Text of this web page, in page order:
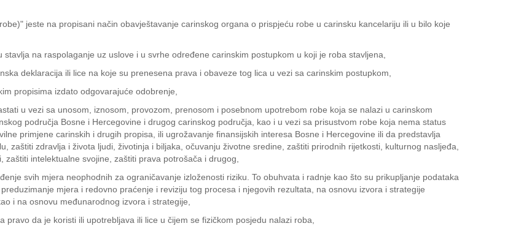
jeste na propisani način obavještavanje carinskog organa o prispjeću robe u carinsku kancelariju ili u bilo koje
na raspolaganje uz uslove i u svrhe određene carinskim postupkom u koji je roba stavljena,
deklaracija ili lice na koje su prenesena prava i obaveze tog lica u vezi sa carinskim postupkom,
propisima izdato odgovarajuće odobrenje,
u vezi sa unosom, iznosom, provozom, prenosom i posebnom upotrebom robe koja se nalazi u carinskom
područja Bosne i Hercegovine i drugog carinskog područja, kao i u vezi sa prisustvom robe koja nema status
primjene carinskih i drugih propisa, ili ugrožavanje finansijskih interesa Bosne i Hercegovine ili da predstavlja
zaštiti zdravlja i života ljudi, životinja i biljaka, očuvanju životne sredine, zaštiti prirodnih rijetkosti, kulturnog nasljeđa,
intelektualne svojine, zaštiti prava potrošača i drugog,
svih mjera neophodnih za ograničavanje izloženosti riziku. To obuhvata i radnje kao što su prikupljanje podataka
mjera i redovno praćenje i reviziju tog procesa i njegovih rezultata, na osnovu izvora i strategije
i na osnovu međunarodnog izvora i strategije,
da je koristi ili upotrebljava ili lice u čijem se fizičkom posjedu nalazi roba,